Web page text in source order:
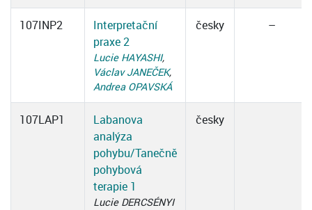
107INP2
Interpretační
praxe 2
Lucie HAYASHI,
Václav JANEČEK,
Andrea OPAVSKÁ
česky –
107LAP1
Labanova
analýza
pohybu/Tanečně
pohybová
terapie 1
Lucie DERCSÉNYI
česky